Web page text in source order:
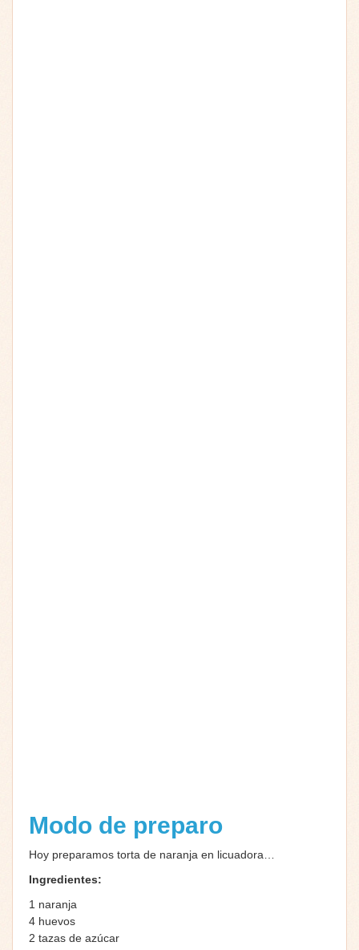
Modo de preparo
Hoy preparamos torta de naranja en licuadora…
Ingredientes:
1 naranja
4 huevos
2 tazas de azúcar